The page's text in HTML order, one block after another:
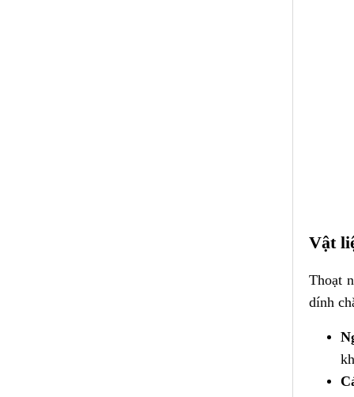
Vật
Thoạt
dính